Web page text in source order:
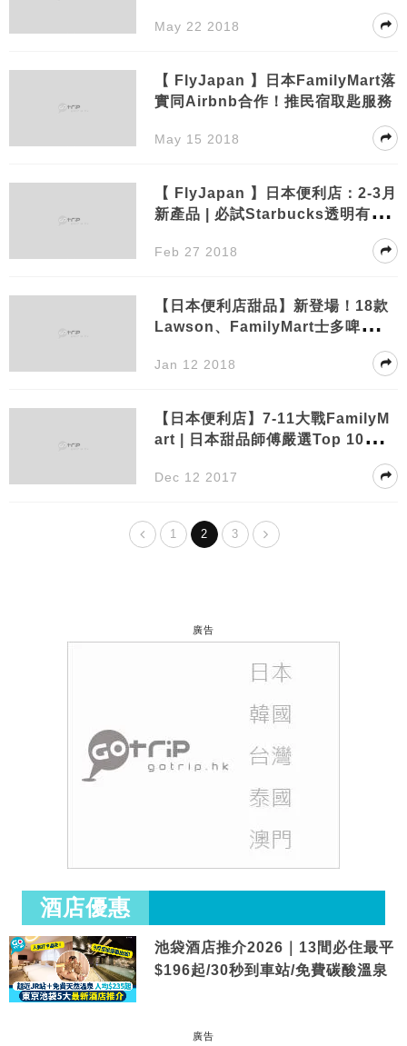
May 22 2018
【 FlyJapan 】日本FamilyMart落
實同Airbnb合作！推民宿取匙服務
May 15 2018
【 FlyJapan 】日本便利店：2-3月
新產品 | 必試Starbucks透明有汽
Feb 27 2018
【日本便利店甜品】新登場！18款
Lawson、FamilyMart士多啤梨甜
Jan 12 2018
【日本便利店】7-11大戰FamilyM
art | 日本甜品師傅嚴選Top 10便利
Dec 12 2017
1 2 3
廣告
酒店優惠
池袋酒店推介2026｜13間必住最平
$196起/30秒到車站/免費碳酸溫泉
廣告